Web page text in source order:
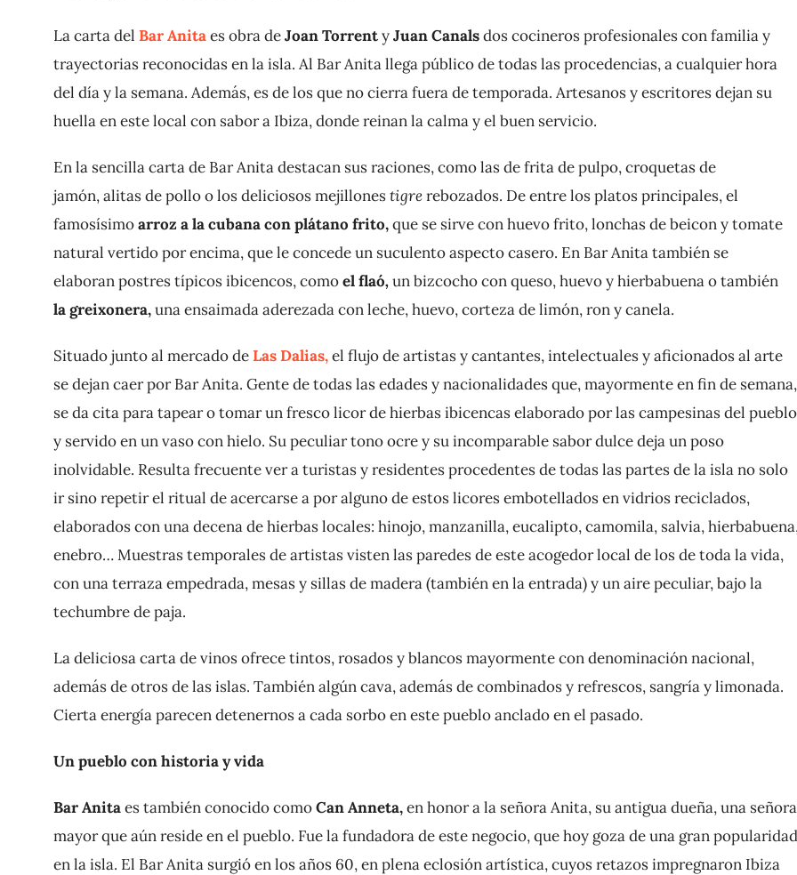
La carta del Bar Anitaes obra deJoan TorrentyJuan Canalsdos cocineros profesionales con familia y
trayectorias reconocidas en la isla. Al Bar Anita llega público de todas las procedencias, a cualquier hora
del día y la semana. Además, es de los que no cierra fuera de temporada. Artesanos y escritores dejan su
huella en este local con sabor a Ibiza, donde reinan la calma y el buen servicio.
En la sencilla carta de Bar Anita destacan sus raciones, como las de frita de pulpo, croquetas de
jamón, alitas de pollo o los deliciosos mejillonestigrerebozados. De entre los platos principales, el
famosísimoarroz a la cubana con plátano frito,que se sirve con huevo frito, lonchas de beicon y tomate
natural vertido por encima, que le concede un suculento aspecto casero. En Bar Anita también se
elaboran postres típicos ibicencos, comoel flaó,un bizcocho con queso, huevo y hierbabuena o también
lagreixonera,una ensaimada aderezada con leche, huevo, corteza de limón, ron y canela.
Situado junto al mercado deLas Dalias,el flujo de artistas y cantantes, intelectuales y aficionados al arte
se dejan caer por Bar Anita. Gente de todas las edades y nacionalidades que, mayormente en fin de semana,
se da cita para tapear o tomar un fresco licor de hierbas ibicencas elaborado por las campesinas del pueblo
y servido en un vaso con hielo. Su peculiar tono ocre y su incomparable sabor dulce deja un poso
inolvidable. Resulta frecuente ver a turistas y residentes procedentes de todas las partes de la isla no solo
ir sino repetir el ritual de acercarse a por alguno de estos licores embotellados en vidrios reciclados,
elaborados con una decena de hierbas locales: hinojo, manzanilla, eucalipto, camomila, salvia,
enebro… Muestras temporales de artistas visten las paredes de este acogedor local de los de toda la vida,
con una terraza empedrada, mesas y sillas de madera (también en la entrada) y un aire peculiar, bajo la
techumbre de paja.
La deliciosa carta de vinos ofrece tintos, rosados y blancos mayormente con denominación nacional,
además de otros de las islas. También algún cava, además de combinados y refrescos, sangría y limonada.
Cierta energía parecen detenernos a cada sorbo en este pueblo anclado en el pasado.
Un pueblo con historia y vida
Bar Anitaes también conocido comoCan Anneta,en honor a la señora Anita, su antigua dueña, una señora
mayor que aún reside en el pueblo. Fue la fundadora de este negocio, que hoy goza de una gran popularidad
en la isla. El Bar Anita surgió en los años 60, en plena eclosión artística, cuyos retazos impregnaron Ibiza